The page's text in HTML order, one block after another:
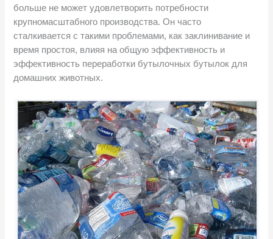
больше не может удовлетворить потребности
крупномасштабного производства. Он часто
сталкивается с такими проблемами, как заклинивание и
время простоя, влияя на общую эффективность и
эффективность переработки бутылочных бутылок для
домашних животных.